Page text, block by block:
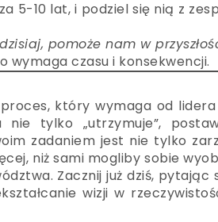
5-10 lat, i podziel się nią z
pomoże nam w
wymaga czasu i konsekwencji.
który wymaga od lidera
tylko „utrzymuje”,
zadaniem jest nie tylko
niż sami mogliby sobie
Zacznij już dziś, pytając
wizji w